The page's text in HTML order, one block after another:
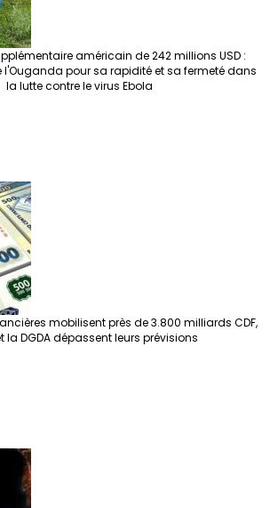
américain de 242 millions USD :
pour sa rapidité et sa fermeté dans
la lutte contre le virus Ebola
mobilisent près de 3.800 milliards CDF,
la DGDA dépassent leurs prévisions